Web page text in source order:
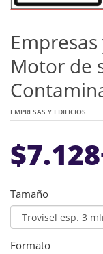
Motor de
EMPRESAS Y EDIFICIOS
$7.128
Tamaño
Formato